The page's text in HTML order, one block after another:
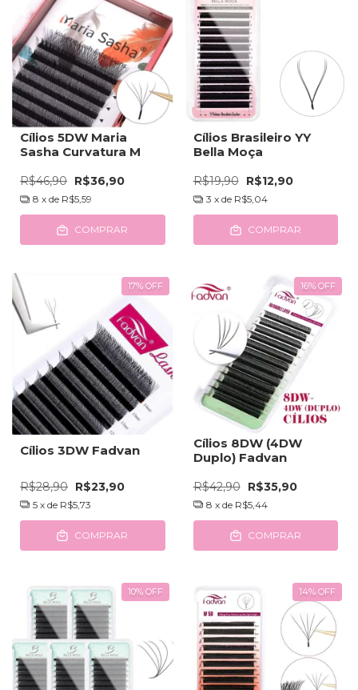
Cílios 5DW Maria
Sasha Curvatura M
R$46,90 R$36,90
8 x de R$5,59
COMPRAR
Cílios Brasileiro YY
Bella Moça
R$19,90 R$12,90
3 x de R$5,04
COMPRAR
17% OFF
Cílios 3DW Fadvan
R$28,90 R$23,90
5 x de R$5,73
COMPRAR
16% OFF
Cílios 8DW (4DW
Duplo) Fadvan
R$42,90 R$35,90
8 x de R$5,44
COMPRAR
10% OFF 14% OFF